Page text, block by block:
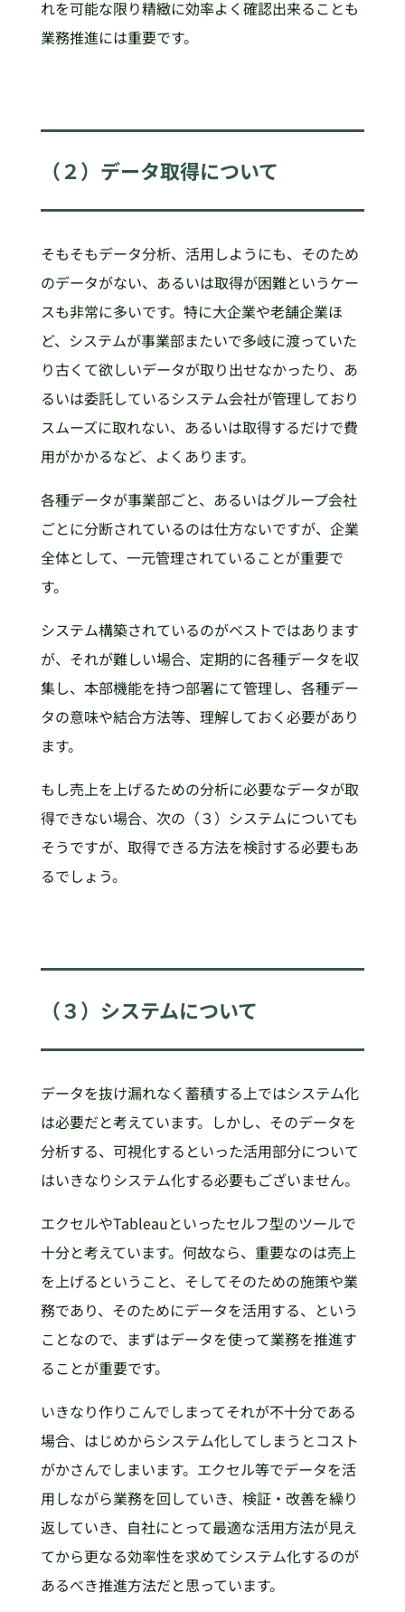
れを可能な限り精緻に効率よく確認出来ることも
業務推進には重要です。
（２）データ取得について
そもそもデータ分析、活用しようにも、そのため
のデータがない、あるいは取得が困難というケー
スも非常に多いです。特に大企業や老舗企業ほ
ど、システムが事業部またいで多岐に渡っていた
り古くて欲しいデータが取り出せなかったり、あ
るいは委託しているシステム会社が管理しており
スムーズに取れない、あるいは取得するだけで費
用がかかるなど、よくあります。
各種データが事業部ごと、あるいはグループ会社
ごとに分断されているのは仕方ないですが、企業
全体として、一元管理されていることが重要で
す。
システム構築されているのがベストではあります
が、それが難しい場合、定期的に各種データを収
集し、本部機能を持つ部署にて管理し、各種デー
タの意味や結合方法等、理解しておく必要があり
ます。
もし売上を上げるための分析に必要なデータが取
得できない場合、次の（３）システムについても
そうですが、取得できる方法を検討する必要もあ
るでしょう。
（３）システムについて
データを抜け漏れなく蓄積する上ではシステム化
は必要だと考えています。しかし、そのデータを
分析する、可視化するといった活用部分について
はいきなりシステム化する必要もございません。
エクセルやTableauといったセルフ型のツールで
十分と考えています。何故なら、重要なのは売上
を上げるということ、そしてそのための施策や業
務であり、そのためにデータを活用する、という
ことなので、まずはデータを使って業務を推進す
ることが重要です。
いきなり作りこんでしまってそれが不十分である
場合、はじめからシステム化してしまうとコスト
がかさんでしまいます。エクセル等でデータを活
用しながら業務を回していき、検証・改善を繰り
返していき、自社にとって最適な活用方法が見え
てから更なる効率性を求めてシステム化するのが
あるべき推進方法だと思っています。